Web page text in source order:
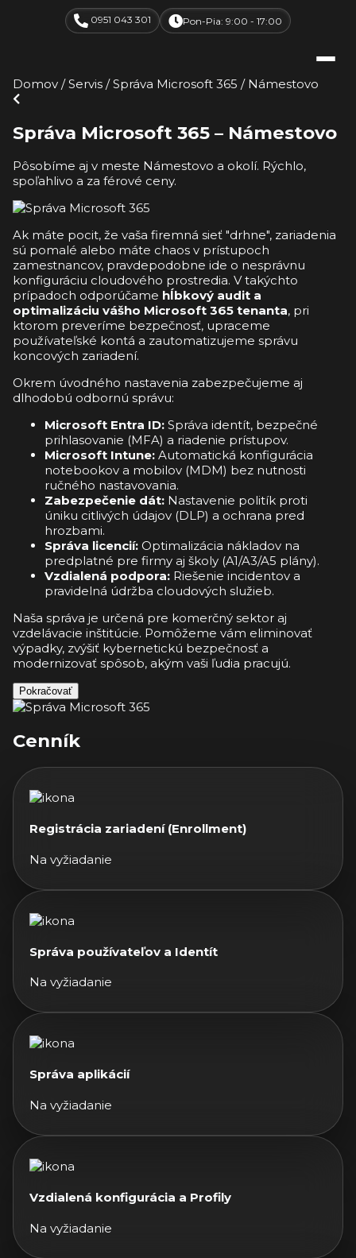
0951 043 301 Pon-Pia: 9:00 - 17:00
Domov / Servis / Správa Microsoft 365 / Námestovo
Správa Microsoft 365 – Námestovo
Pôsobíme aj v meste Námestovo a okolí. Rýchlo,
spoľahlivo a za férové ceny.
Ak máte pocit, že vaša firemná sieť "drhne", zariadenia
sú pomalé alebo máte chaos v prístupoch
zamestnancov, pravdepodobne ide o nesprávnu
konfiguráciu cloudového prostredia. V takýchto
prípadoch odporúčame hĺbkový audit a
optimalizáciu vášho Microsoft 365 tenanta, pri
ktorom preveríme bezpečnosť, upraceme
používateľské kontá a zautomatizujeme správu
koncových zariadení.
Okrem úvodného nastavenia zabezpečujeme aj
dlhodobú odbornú správu:
Microsoft Entra ID: Správa identít, bezpečné
prihlasovanie (MFA) a riadenie prístupov.
Microsoft Intune: Automatická konfigurácia
notebookov a mobilov (MDM) bez nutnosti
ručného nastavovania.
Zabezpečenie dát: Nastavenie politík proti
úniku citlivých údajov (DLP) a ochrana pred
hrozbami.
Správa licencií: Optimalizácia nákladov na
predplatné pre firmy aj školy (A1/A3/A5 plány).
Vzdialená podpora: Riešenie incidentov a
pravidelná údržba cloudových služieb.
Naša správa je určená pre komerčný sektor aj
vzdelávacie inštitúcie. Pomôžeme vám eliminovať
výpadky, zvýšiť kybernetickú bezpečnosť a
modernizovať spôsob, akým vaši ľudia pracujú.
Pokračovať
Cenník
Registrácia zariadení (Enrollment)
Na vyžiadanie
Správa používateľov a Identít
Na vyžiadanie
Správa aplikácií
Na vyžiadanie
Vzdialená konfigurácia a Profily
Na vyžiadanie